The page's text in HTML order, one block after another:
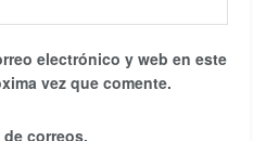
electrónico y web en este
vez que comente.
correos.